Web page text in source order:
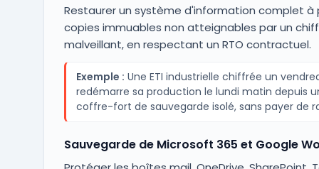
Restaurer un système d'information complet à
copies immuables non atteignables par un
malveillant, en respectant un RTO contractuel.
Exemple : Une ETI industrielle chiffrée un
redémarre sa production le lundi matin depuis
coffre-fort de sauvegarde isolé, sans payer de
Sauvegarde de Microsoft 365 et Google